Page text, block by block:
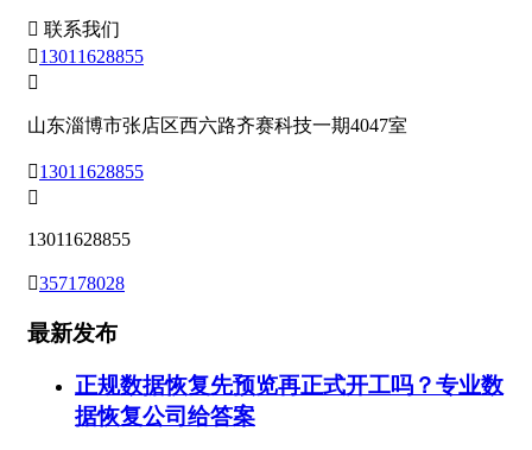
 联系我们
13011628855

山东淄博市张店区西六路齐赛科技一期4047室
13011628855

13011628855
357178028
最新发布
正规数据恢复先预览再正式开工吗？专业数
据恢复公司给答案